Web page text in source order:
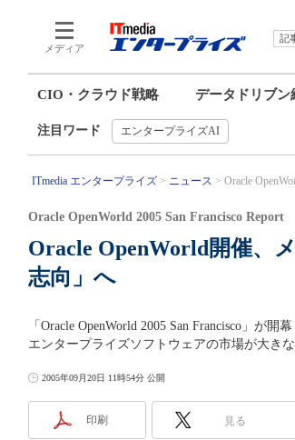
メディア
記
CIO・クラウド戦略 データドリブン
注目ワード エンタープライズAI
ITmedia エンタープライズ ニュース Oracle
Oracle OpenWorld開催、
志向」へ
Oracle OpenWorld 2005 San Francisco Report
「Oracle OpenWorld 2005 San Francisco」が
エンタープライズソフトウェアの市場が大き
2005年09月20日 11時54分 公開
印刷 見る